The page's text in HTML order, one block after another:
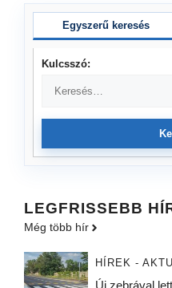
Egyszerű keresés
Kulcsszó:
LEGFRISSEBB
Még több hír
HÍREK -